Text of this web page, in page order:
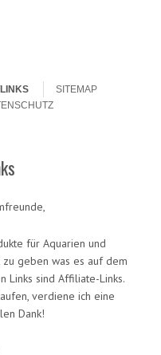
SITEMAP
für Aquarien und
geben was es auf dem
Links sind Affiliate-Links.
verdiene ich eine
Dank!